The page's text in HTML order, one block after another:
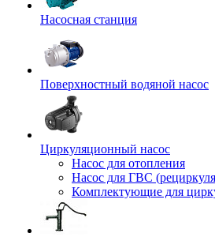
Насосная станция
Поверхностный водяной насос
Циркуляционный насос
Насос для отопления
Насос для ГВС
Комплектующие для